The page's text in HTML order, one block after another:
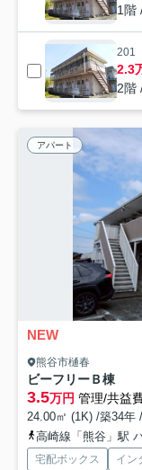
1階
201
2.3
2階
アパート
NEW
熊谷市樋春
ビーフリーＢ棟
3.5万円 管理/共益
24.00㎡ (1K) /築34年
高崎線「熊谷」駅 バ
宅配ボックス イン